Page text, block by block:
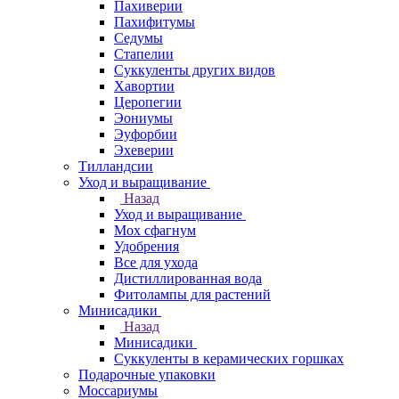
Пахиверии
Пахифитумы
Седумы
Стапелии
Суккуленты других видов
Хавортии
Церопегии
Эониумы
Эуфорбии
Эхеверии
Тилландсии
Уход и выращивание
Назад
Уход и выращивание
Мох сфагнум
Удобрения
Все для ухода
Дистиллированная вода
Фитолампы для растений
Минисадики
Назад
Минисадики
Суккуленты в керамических горшках
Подарочные упаковки
Моссариумы